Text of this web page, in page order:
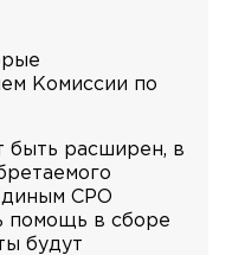
Комиссии по
быть расширен, в
СРО
помощь в сборе
будут